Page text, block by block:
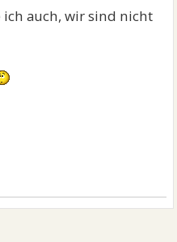
ich auch, wir sind nicht